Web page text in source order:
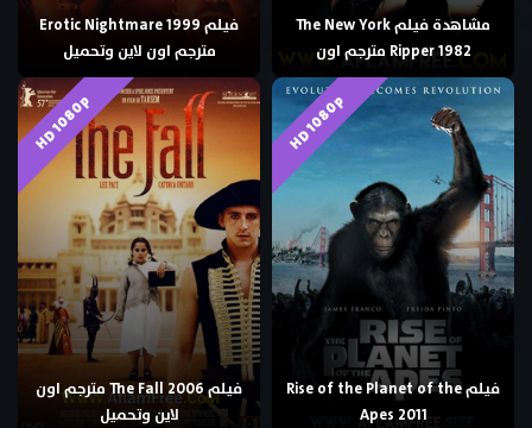
مشاهدة فيلم The New York
Ripper 1982 مترجم اون
فيلم Erotic Nightmare 1999
مترجم اون لاين وتحميل
HD 1080p
فيلم Rise of the Planet of the
Apes 2011
HD 1080p
فيلم The Fall 2006 مترجم اون
لاين وتحميل